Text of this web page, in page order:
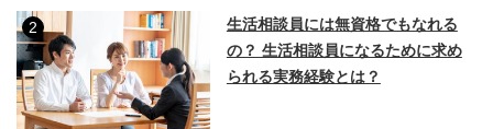
2
生活相談員には無資格でもなれる
の？ 生活相談員になるために求め
られる実務経験とは？